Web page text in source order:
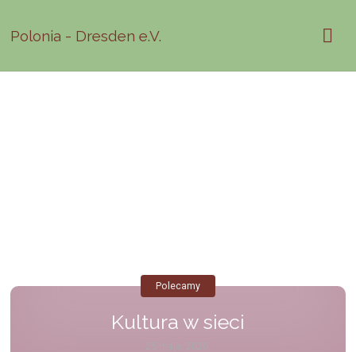
Polonia - Dresden e.V.
Kultura w sieci
Polecamy